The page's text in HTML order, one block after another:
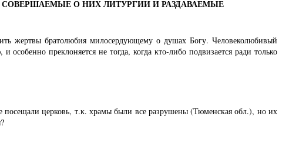
О НИХ ЛИТУРГИИ И РАЗДАВАЕМЫЕ
жертвы братолюбия милосердующему о душах Богу. Человеколюбивый
преклоняется не тогда, когда кто-либо подвизается ради только
церковь, т.к. храмы были все разрушены (Тюменская обл.), но их